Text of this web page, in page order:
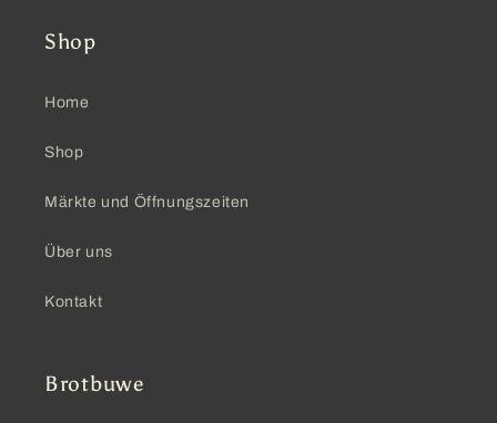
Shop
Home
Shop
Märkte und Öffnungszeiten
Über uns
Kontakt
Brotbuwe